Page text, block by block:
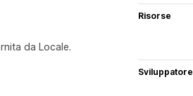
da Locale.
Risorse
Sviluppatore